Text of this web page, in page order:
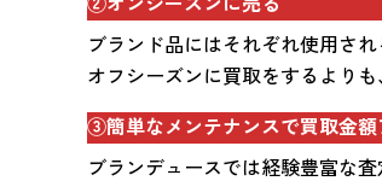
ブランド品にはそれぞれ使用さ
オフシーズンに買取をするより
③簡単なメンテナンスで買取金額
ブランデュースでは経験豊富な